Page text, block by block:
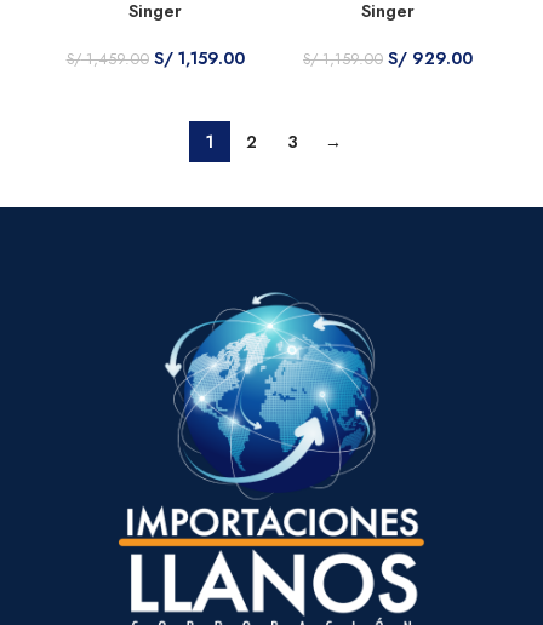
Singer
S/1,459.00 S/1,159.00
Singer
S/1,159.00 S/929.00
1 2 3 →